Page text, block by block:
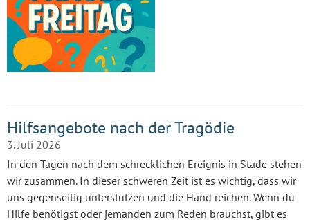
Hilfsangebote nach der Tragödie
3. Juli 2026
In den Tagen nach dem schrecklichen Ereignis in Stade stehen
wir zusammen. In dieser schweren Zeit ist es wichtig, dass wir
uns gegenseitig unterstützen und die Hand reichen. Wenn du
Hilfe benötigst oder jemanden zum Reden brauchst, gibt es